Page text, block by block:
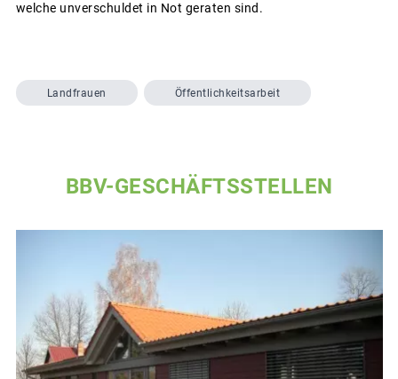
welche unverschuldet in Not geraten sind.
Landfrauen Öffentlichkeitsarbeit
BBV-GESCHÄFTSSTELLEN